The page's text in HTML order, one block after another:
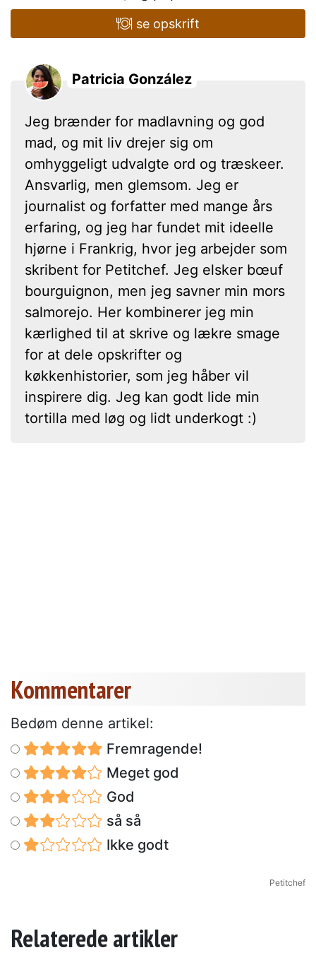
se opskrift
Patricia González
Jeg brænder for madlavning og god
mad, og mit liv drejer sig om
omhyggeligt udvalgte ord og træskeer.
Ansvarlig, men glemsom. Jeg er
journalist og forfatter med mange års
erfaring, og jeg har fundet mit ideelle
hjørne i Frankrig, hvor jeg arbejder som
skribent for Petitchef. Jeg elsker bœuf
bourguignon, men jeg savner min mors
salmorejo. Her kombinerer jeg min
kærlighed til at skrive og lækre smage
for at dele opskrifter og
køkkenhistorier, som jeg håber vil
inspirere dig. Jeg kan godt lide min
tortilla med løg og lidt underkogt :)
Kommentarer
Bedøm denne artikel:
Fremragende!
Meget god
God
så så
Ikke godt
Petitchef
Relaterede artikler